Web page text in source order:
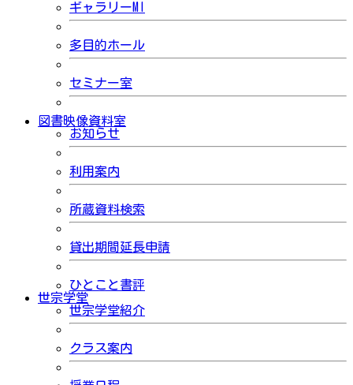
ギャラリーMI
多目的ホール
セミナー室
図書映像資料室
お知らせ
利用案内
所蔵資料検索
貸出期間延長申請
ひとこと書評
世宗学堂
世宗学堂紹介
クラス案内